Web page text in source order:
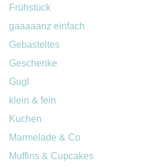
Frühstück
gaaaaanz einfach
Gebasteltes
Geschenke
Gugl
klein & fein
Kuchen
Marmelade & Co
Muffins & Cupcakes